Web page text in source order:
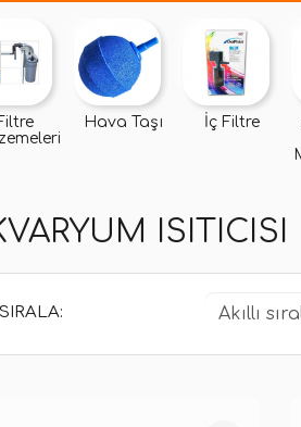
Hava Taşı İç Filtre
ISITICISI
SIRALA: